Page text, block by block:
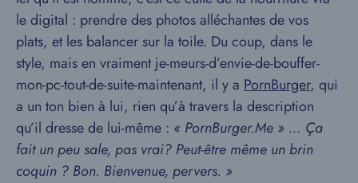
le digital : prendre des photos alléchantes de vos
plats, et les balancer sur la toile. Du coup, dans le
style, mais en vraiment je-meurs-d’envie-de-bouffer-
mon-pc-tout-de-suite-maintenant, il y a PornBurger, qui
a un ton bien à lui, rien qu’à travers la description
qu’il dresse de lui-même : « PornBurger.Me » … Ça
fait un peu sale, pas vrai? Peut-être même un brin
coquin ? Bon. Bienvenue, pervers. »